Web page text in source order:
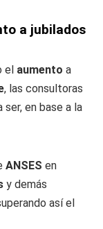
a jubilados
el aumento a
, las consultoras
en base a la
ANSES en
y demás
así el